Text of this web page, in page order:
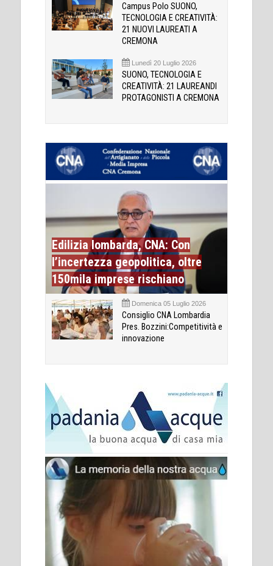
Campus Polo SUONO,
TECNOLOGIA E CREATIVITÀ:
21 NUOVI LAUREATI A
CREMONA
Lunedì 20 Luglio 2026
SUONO, TECNOLOGIA E
CREATIVITÀ: 21 LAUREANDI
PROTAGONISTI A CREMONA
Edilizia lombarda, CNA: Con
l’incertezza geopolitica, oltre
150mila imprese rischiano
Domenica 05 Luglio 2026
Consiglio CNA Lombardia
Pres. Bozzini:Competitività e
innovazione